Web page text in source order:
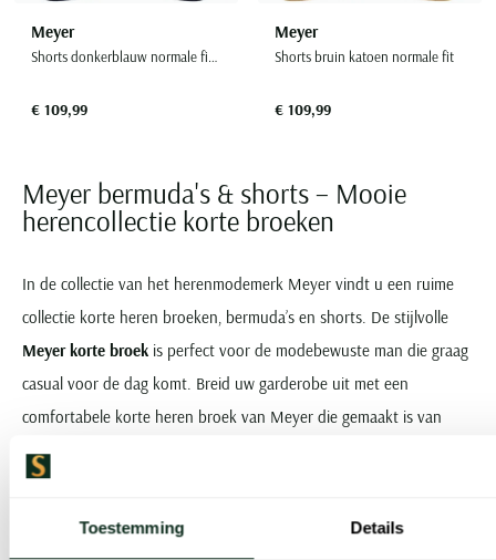
Toestemming Details
Meyer
Shorts donkerblauw normale fit katoen
€ 109,99
Meyer
Shorts bruin katoen normale fit
€ 109,99
Meyer bermuda's & shorts – Mooie
herencollectie korte broeken
In de collectie van het herenmodemerk Meyer vindt u een ruime
collectie korte heren broeken, bermuda’s en shorts. De stijlvolle
Meyer korte broek is perfect voor de modebewuste man die graag
casual voor de dag komt. Breid uw garderobe uit met een
comfortabele korte heren broek van Meyer die gemaakt is van
hoogwaardige stoffen en voorzien van functionele details.